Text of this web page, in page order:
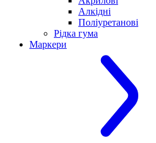
Алкідні
Поліуретанові
Рідка гума
Маркери